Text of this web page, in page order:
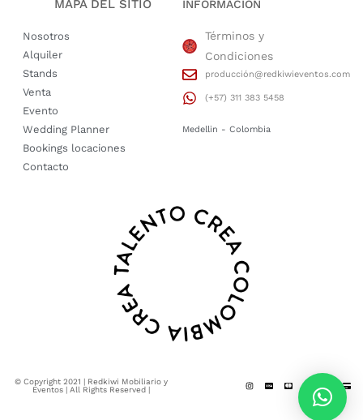
MAPA DEL SITIO
Nosotros
Alquiler
Stands
Venta
Evento
Wedding Planner
Bookings locaciones
Contacto
INFORMACIÓN
Términos y
Condiciones
producción@redkiwieventos.com
(+57) 311 383 5458
Medellin - Colombia
© Copyright 2021 | Redkiwi Mobiliario y
Eventos | All Rights Reserved |